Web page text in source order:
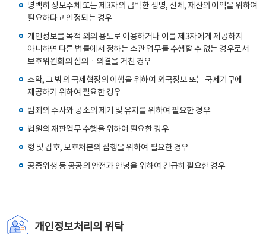
명백히 정보주체 또는 제3자의 급박한 생명, 신체, 재산의 이익을 위하여
필요하다고 인정되는 경우
개인정보를 목적 외의 용도로 이용하거나 이를 제3자에게 제공하지
아니하면 다른 법률에서 정하는 소관 업무를 수행할 수 없는 경우로서
보호위원회의 심의ㆍ의결을 거친 경우
조약, 그 밖의 국제협정의 이행을 위하여 외국정보 또는 국제기구에
제공하기 위하여 필요한 경우
범죄의 수사와 공소의 제기 및 유지를 위하여 필요한 경우
법원의 재판업무 수행을 위하여 필요한 경우
형 및 감호, 보호처분의 집행을 위하여 필요한 경우
공중위생 등 공공의 안전과 안녕을 위하여 긴급히 필요한 경우
개인정보처리의 위탁